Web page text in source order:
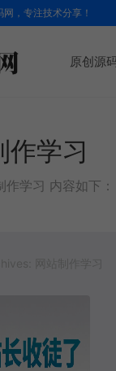
，专注技术分享！
原创源
作学习
学习 内容如下：